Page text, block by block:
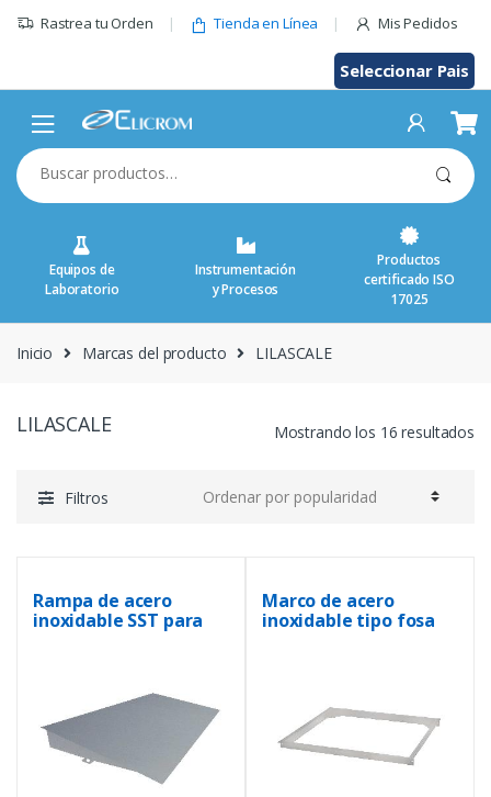
Rastrea tu Orden Tienda en Línea Mis Pedidos
Seleccionar Pais
Buscar
por:
Equipos de
Laboratorio
Instrumentación
y Procesos
Productos
certificado ISO
17025
Inicio Marcas del producto LILASCALE
LILASCALE Mostrando los 16 resultados
Filtros
Rampa de acero
inoxidable SST para
Marco de acero
inoxidable tipo fosa